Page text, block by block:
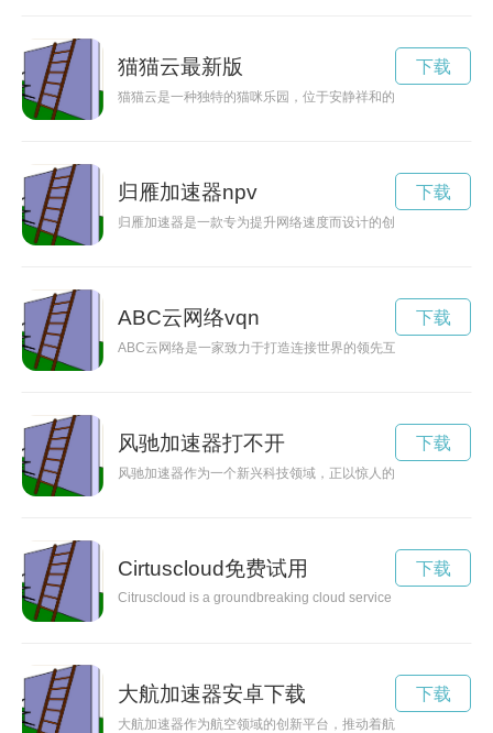
猫猫云最新版
猫猫云是一种独特的猫咪乐园，位于安静祥和的云端，为猫咪
下载
归雁加速器npv
归雁加速器是一款专为提升网络速度而设计的创新产品，通过
下载
ABC云网络vqn
ABC云网络是一家致力于打造连接世界的领先互联网公司，通
下载
风驰加速器打不开
风驰加速器作为一个新兴科技领域，正以惊人的速度发展，将为
下载
Cirtuscloud免费试用
Citruscloud is a groundbreaking cloud service that leverages
下载
大航加速器安卓下载
大航加速器作为航空领域的创新平台，推动着航空业的发展与
下载